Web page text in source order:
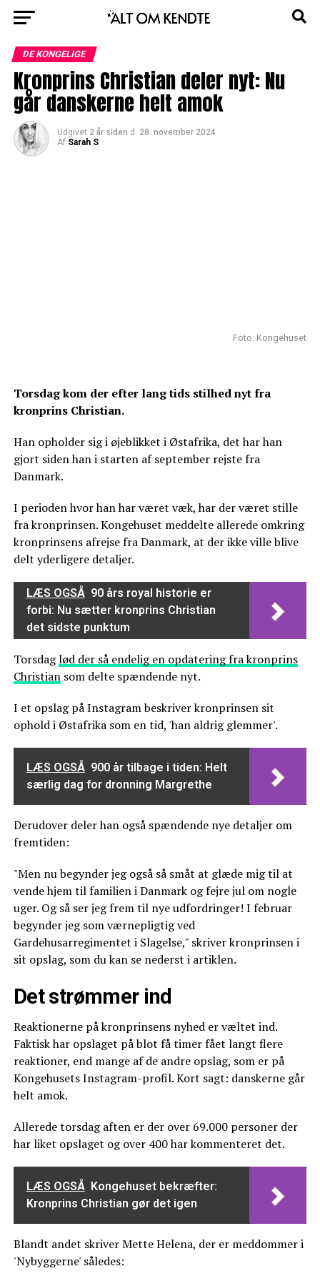
DE KONGELIGE
Kronprins Christian deler nyt: Nu
går danskerne helt amok
Udgivet 2 år siden d. 28. november 2024
Af Sarah S
Foto: Kongehuset
Torsdag kom der efter lang tids stilhed nyt fra
kronprins Christian.
Han opholder sig i øjeblikket i Østafrika, det har han
gjort siden han i starten af september rejste fra
Danmark.
I perioden hvor han har været væk, har der været stille
fra kronprinsen. Kongehuset meddelte allerede omkring
kronprinsens afrejse fra Danmark, at der ikke ville blive
delt yderligere detaljer.
LÆS OGSÅ 90 års royal historie er
forbi: Nu sætter kronprins Christian
det sidste punktum
Torsdaglød der så endelig en opdatering fra kronprins
Christiansom delte spændende nyt.
I et opslag på Instagram beskriver kronprinsen sit
ophold i Østafrika som en tid, 'han aldrig glemmer'.
LÆS OGSÅ 900 år tilbage i tiden: Helt
særlig dag for dronning Margrethe
Derudover deler han også spændende nye detaljer om
fremtiden:
"Men nu begynder jeg også så småt at glæde mig til at
vende hjem til familien i Danmark og fejre jul om nogle
uger. Og så ser jeg frem til nye udfordringer! I februar
begynder jeg som værnepligtig ved
Gardehusarregimentet i Slagelse," skriver kronprinsen i
sit opslag, som du kan se nederst i artiklen.
Det strømmer ind
Reaktionerne på kronprinsens nyhed er væltet ind.
Faktisk har opslaget på blot få timer fået langt flere
reaktioner, end mange af de andre opslag, som er på
Kongehusets Instagram-profil. Kort sagt: danskerne går
helt amok.
Allerede torsdag aften er der over 69.000 personer der
har liket opslaget og over 400 har kommenteret det.
LÆS OGSÅ Kongehuset bekræfter:
Kronprins Christian gør det igen
Blandt andet skriver Mette Helena, der er meddommer i
'Nybyggerne' således: